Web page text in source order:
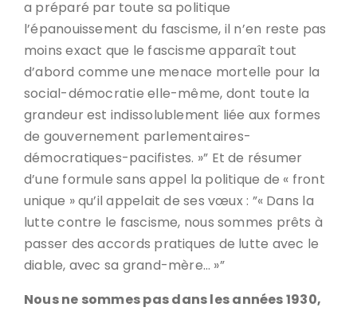
a préparé par toute sa politique
l’épanouissement du fascisme, il n’en reste pas
moins exact que le fascisme apparaît tout
d’abord comme une menace mortelle pour la
social-démocratie elle-même, dont toute la
grandeur est indissolublement liée aux formes
de gouvernement parlementaires-
démocratiques-pacifistes. »” Et de résumer
d’une formule sans appel la politique de « front
unique » qu’il appelait de ses vœux : ”« Dans la
lutte contre le fascisme, nous sommes prêts à
passer des accords pratiques de lutte avec le
diable, avec sa grand-mère… »”
Nous ne sommes pas dans les années 1930,